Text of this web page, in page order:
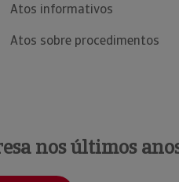
Atos informativos
Atos sobre procedimentos
nos últimos